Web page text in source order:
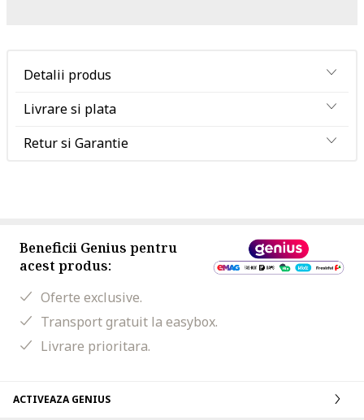
Detalii produs
Livrare si plata
Retur si Garantie
Beneficii Genius pentru
acest produs:
Oferte exclusive.
Transport gratuit la easybox.
Livrare prioritara.
ACTIVEAZA GENIUS